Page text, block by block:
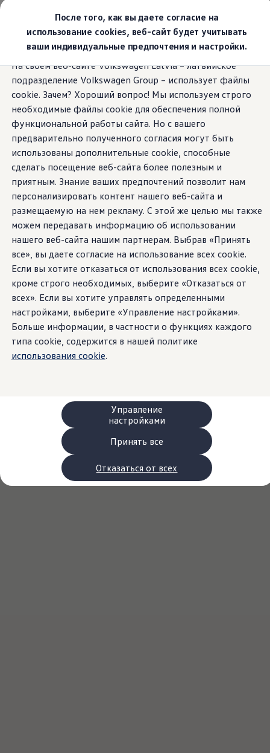
После того, как вы даете согласие на
использование cookies, веб-сайт будет учитывать
ваши индивидуальные предпочтения и настройки.
На своем веб-сайте Volkswagen Latvia – латвийское
подразделение Volkswagen Group – использует файлы
cookie. Зачем? Хороший вопрос! Мы используем строго
необходимые файлы cookie для обеспечения полной
функциональной работы сайта. Но с вашего
предварительно полученного согласия могут быть
использованы дополнительные cookie, способные
сделать посещение веб-сайта более полезным и
приятным. Знание ваших предпочтений позволит нам
персонализировать контент нашего веб-сайта и
размещаемую на нем рекламу. С этой же целью мы также
можем передавать информацию об использовании
нашего веб-сайта нашим партнерам. Выбрав «Принять
все», вы даете согласие на использование всех cookie.
Если вы хотите отказаться от использования всех cookie,
кроме строго необходимых, выберите «Отказаться от
всех». Если вы хотите управлять определенными
настройками, выберите «Управление настройками».
Больше информации, в частности о функциях каждого
типа cookie, содержится в нашей политике
использования cookie.
Принять все
Отказаться от всех
Управление
настройками
основному
содержанию
нижнему
колонтитулу
Выбери свой Volkswagen
Модельный ряд
Новый ID.Cross
Открой для себя семейство внедорожников
Предложения и услуги
Юбилейное предложение
Автомобильный онлайн-магазин Volkswagen
Обмен автомобилей
Лизинг Volkswagen
Гарантия
Бесплатная регистрация для вашего нового
Взаимодействие в сети простыми словами
VW Connect
Активация
Все службы
VW Connect для Вашего ID.
Обновления (Upgrades)
Car-Net
App-Connect
Fleet Interface Data
O Volkswagen
Получи больше
Владельцы и услуги
Сервис и запчасти
Преимущества Volkswagen
Техобслуживание
Ремонт и проверки
Моторное масло и технические жидкости
Колеса и шины
Помощь при авариях и поломках
Обслуживание автомобилей
Аксессуары
Персонализация
Настенная зарядная станция и кабели для
Важная информация для клиентов
Переработка и возврат продукции
Кампании по отзыву автомобилей
Предупредительные и контрольные
Обновления программного обеспечения
Обновления программного обеспечения для